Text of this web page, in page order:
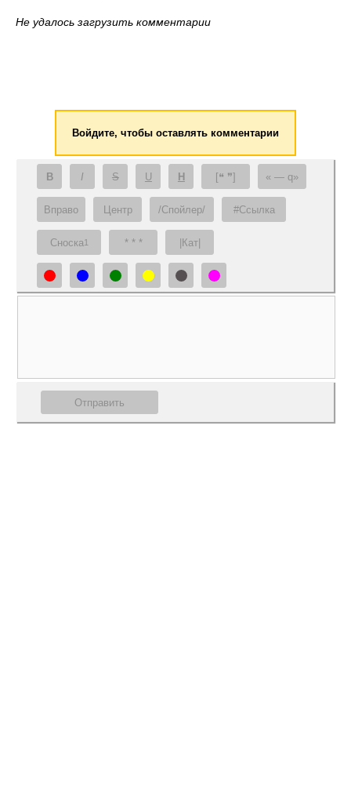
Не удалось загрузить комментарии
Войдите, чтобы оставлять комментарии
B I S U H [❝ ❞] — q
Вправо Центр /Спойлер/ #Ссылка
Сноска1 * * * |Кат|